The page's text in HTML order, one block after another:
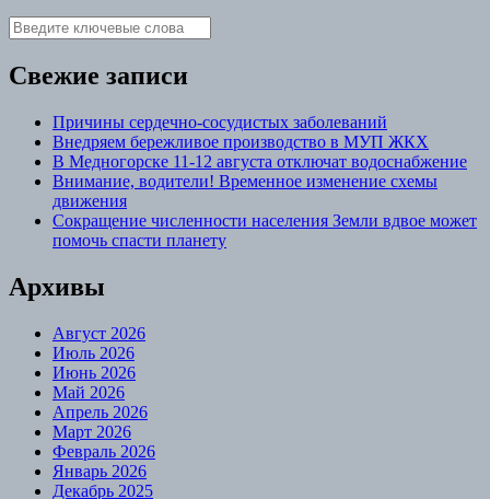
Свежие записи
Причины сердечно-сосудистых заболеваний
Внедряем бережливое производство в МУП ЖКХ
В Медногорске 11-12 августа отключат водоснабжение
Внимание, водители! Временное изменение схемы
движения
Сокращение численности населения Земли вдвое может
помочь спасти планету
Архивы
Август 2026
Июль 2026
Июнь 2026
Май 2026
Апрель 2026
Март 2026
Февраль 2026
Январь 2026
Декабрь 2025